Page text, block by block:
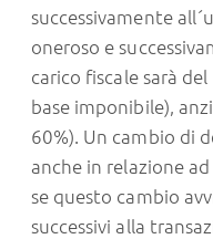
successivamente
oneroso e
carico fiscale sarà
base imponibile),
60%). Un cambio di
anche in relazione
se questo cambio
successivi alla